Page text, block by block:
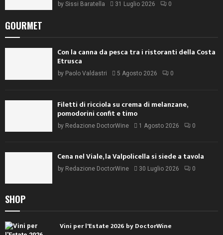
by Sissi Baratella 31 Luglio 2026 0
GOURMET
Con la canna da pesca tra i ristoranti della Costa
Etrusca
by Paolo Valdastri 5 Agosto 2026 0
Filetti di ricciola su crema di melanzane,
pomodorini confit e timo
by Redazione DoctorWine 1 Agosto 2026 0
Cena nel Viale, la Valpolicella si siede a tavola
by Redazione DoctorWine 30 Luglio 2026 0
SHOP
Vini per l'Estate 2026 by DoctorWine